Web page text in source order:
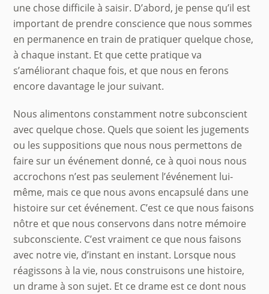
une chose difficile à saisir. D’abord, je pense qu’il est
important de prendre conscience que nous sommes
en permanence en train de pratiquer quelque chose,
à chaque instant. Et que cette pratique va
s’améliorant chaque fois, et que nous en ferons
encore davantage le jour suivant.
Nous alimentons constamment notre subconscient
avec quelque chose. Quels que soient les jugements
ou les suppositions que nous nous permettons de
faire sur un événement donné, ce à quoi nous nous
accrochons n’est pas seulement l’événement lui-
même, mais ce que nous avons encapsulé dans une
histoire sur cet événement. C’est ce que nous faisons
nôtre et que nous conservons dans notre mémoire
subconsciente. C’est vraiment ce que nous faisons
avec notre vie, d’instant en instant. Lorsque nous
réagissons à la vie, nous construisons une histoire,
un drame à son sujet. Et ce drame est ce dont nous